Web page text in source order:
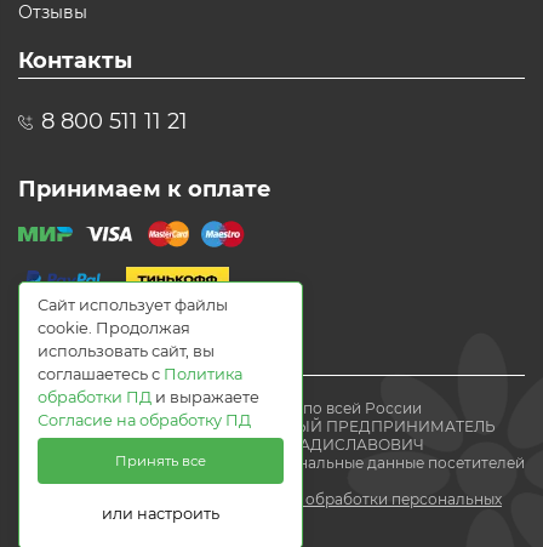
Отзывы
Контакты
8 800 511 11 21
Принимаем к оплате
© 2021 Доставка цветов по всей России
Flomania24.ru ИНДИВИДУАЛЬНЫЙ ПРЕДПРИНИМАТЕЛЬ
ВОЛЕВАЧ ЕВГЕНИЙ ВЛАДИСЛАВОВИЧ
Мы получаем и обрабатываем персональные данные посетителей
нашего
политикой обработки персональных
Сайт использует файлы
cookie. Продолжая
использовать сайт, вы
соглашаетесь с Политика
обработки ПД и выражаете
Согласие на обработку ПД
Принять все
или настроить